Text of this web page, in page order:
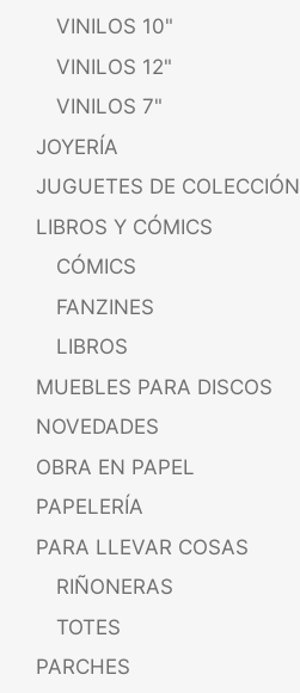
VINILOS 10"
VINILOS 12"
VINILOS 7"
JOYERÍA
JUGUETES DE COLECCIÓN
LIBROS Y CÓMICS
CÓMICS
FANZINES
LIBROS
MUEBLES PARA DISCOS
NOVEDADES
OBRA EN PAPEL
PAPELERÍA
PARA LLEVAR COSAS
RIÑONERAS
TOTES
PARCHES